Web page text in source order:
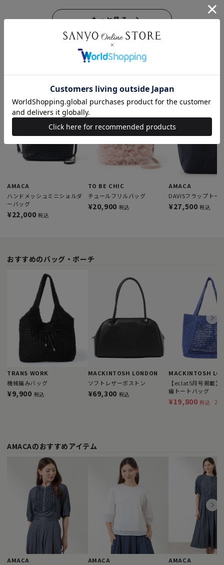
もっと見る
AMACA
ハンドメッシュミニショルダ
ーバッグ
¥22,000 税込
TO BE CHIC
チュールフリルバッグ
¥20,900 税込
AMACA
DAVISフラップトー
¥27,500 税込
おすすめのバッグ・ポーチ
TRANS WORK
機械編みバッグ
¥9,900 税込
MACKINTOSH LONDON
ソフトレザーボストン
¥69,300 税込
MACKINTOSH
【eclat5月号掲載】
編トートバッグ
¥19,800 税込
AMACAのおすすめアイテム
AMACA
AMACA
AMACA